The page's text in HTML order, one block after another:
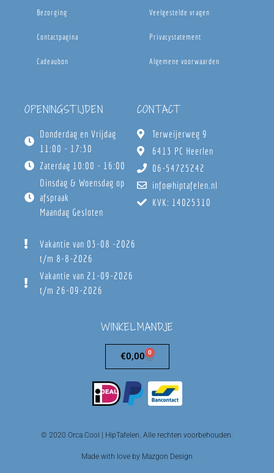
Bezorging
Contactpagina
Cadeaubon
Veelgestelde vragen
Privacystatement
Algemene voorwaarden
OPENINGSTIJDEN
Donderdag en Vrijdag
11:00 - 17:30
Zaterdag 10:00 - 16:00
Dinsdag & Woensdag op
afspraak
Maandag Gesloten
Vakantie van 03-08 -2026
t/m 8-8-2026
Vakantie van 21-09-2026
t/m 26-09-2026
CONTACT
Terweijerweg 9
6413 PC Heerlen
06-54725242
info@hiptafelen.nl
KVK: 14025310
WINKELMANDJE
€0,00 0
© 2020 Orca Cool | HipTafelen. Alle rechten voorbehouden.
Made with love by Mazgon Design